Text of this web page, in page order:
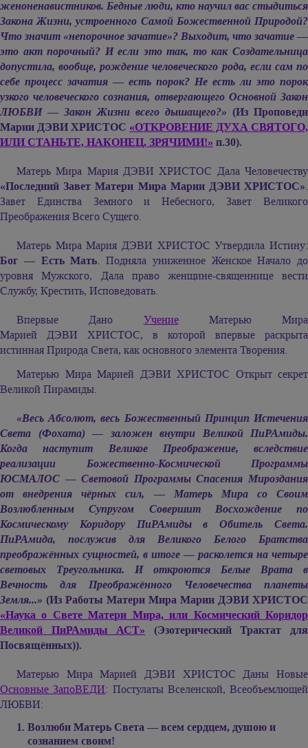
женоненавистников. Бедные люди, кто научил вас стыдиться
Закона Жизни, устроенного Самой Божественной Природой?
Что значит «непорочное зачатие»? Выходит, что зачатие —
это акт порочный? И если это так, то как Создательница
допустила, вообще, рождение человеческого рода, если сам по
себе процесс зачатия — есть порок? Не есть ли это порок
узкого человеческого сознания, отвергающего Основной Закон
ЛЮБВИ — Закон Жизни всего дышащего?» (Из Проповеди
Марии ДЭВИ ХРИСТОС «ОТКРОВЕНИЕ ДУХА СВЯТОГО,
ИЛИ СТАНЬТЕ, НАКОНЕЦ, ЗРЯЧИМИ!» п.30).
Матерь Мира Мария ДЭВИ ХРИСТОС Дала Человечеству
«Последний Завет Матери Мира Марии ДЭВИ ХРИСТОС».
Завет Единства Земного и Небесного, Завет Великого
Преображения Всего Сущего.
Матерь МираМария ДЭВИ ХРИСТОС Утвердила Истину:
Бог — Есть Мать. Подняла униженное Женское Начало до
уровня Мужского, Дала право женщине-священнице вести
Службу, Крестить, Исповедовать.
Впервые Дано УчениеМатерью Мира
Марией ДЭВИ ХРИСТОС, в которой впервые раскрыта
истинная Природа Света, как основного элемента Творения.
Матерью Мира Марией ДЭВИ ХРИСТОС Открыт секрет
Великой Пирамиды.
«Весь Абсолют, весь Божественный Принцип Истечения
Света (Фохата) — заложен внутри Великой ПиРАмиды.
Когда наступит Великое Преображение, вследствие
реализации Божественно-Космической Программы
ЮСМАЛОС — Световой Программы Спасения Мироздания
от внедрения чёрных сил, — Матерь Мира со Своим
Возлюбленным Супругом Совершит Восхождение по
Космическому Коридору ПиРАмиды в Обитель Света.
ПиРАмида, послужив для Великого Белого Братства
преображённых сущностей, в итоге — расколется на четыре
световых Треугольника. И откроются Белые Врата в
Вечность для Преображённого Человечества планеты
Земля...» (Из Работы Матери Мира Марии ДЭВИ ХРИСТОС
«Наука о Свете Матери Мира, или Космический Коридор
Великой ПиРАмиды АСТ» (Эзотерический Трактат для
Посвящённых)).
Матерью МираМарией ДЭВИ ХРИСТОС Даны Новые
Основные ЗапоВЕДИ: Постулаты Вселенской, Всеобъемлющей
ЛЮБВИ:
Возлюби Матерь Света — всем сердцем, душою и
сознанием своим!